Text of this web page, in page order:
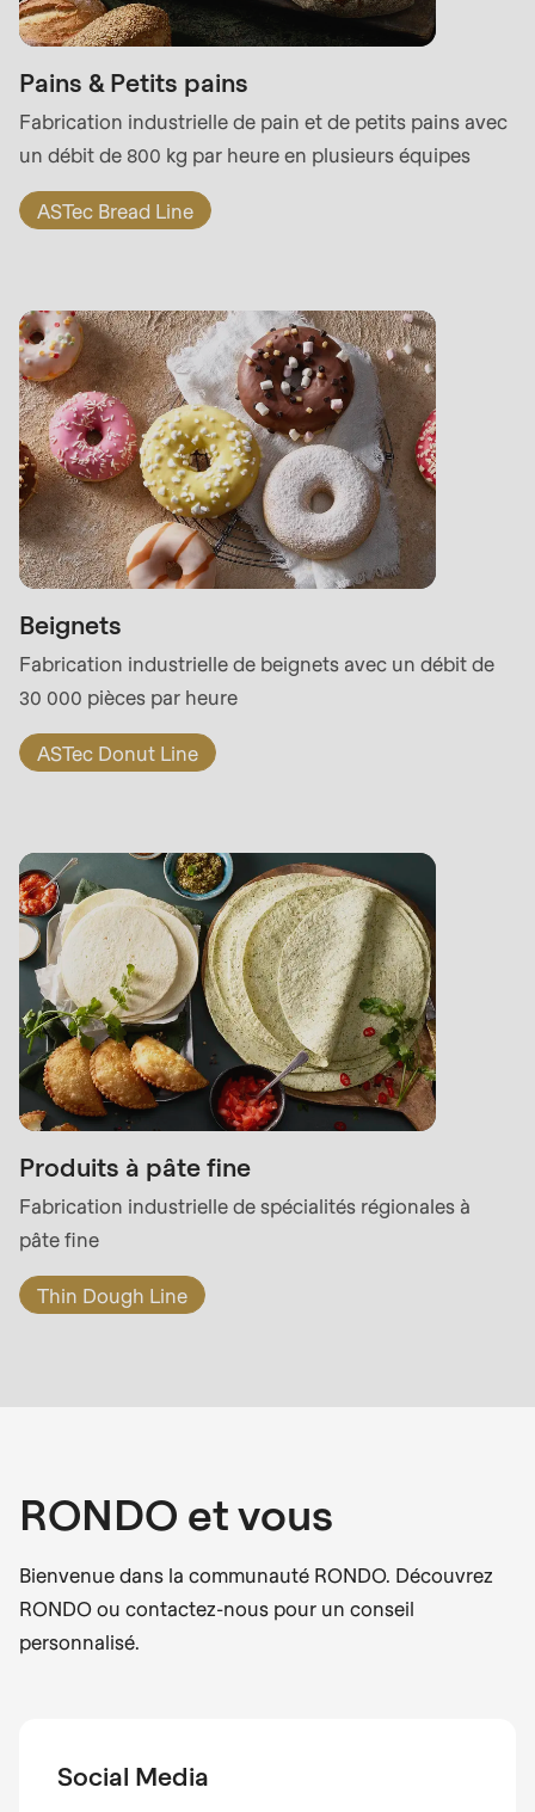
Pains & Petits pains
Fabrication industrielle de pain et de petits pains avec
un débit de 800 kg par heure en plusieurs équipes
ASTec Bread Line
Beignets
Fabrication industrielle de beignets avec un débit de
30 000 pièces par heure
ASTec Donut Line
Produits à pâte fine
Fabrication industrielle de spécialités régionales à
pâte fine
Thin Dough Line
RONDO et vous
Bienvenue dans la communauté RONDO. Découvrez
RONDO ou contactez-nous pour un conseil
personnalisé.
Social Media